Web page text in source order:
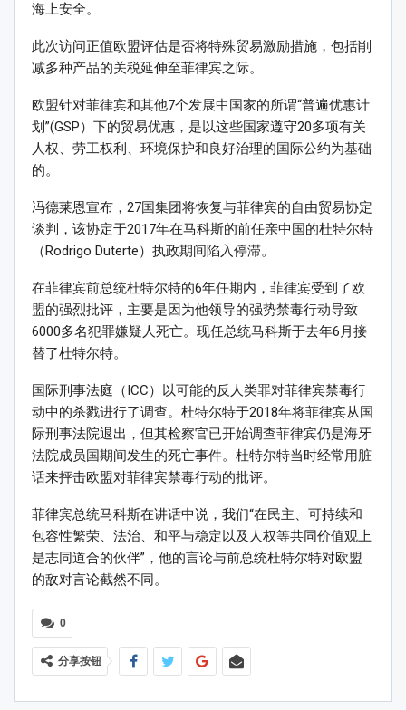
海上安全。
此次访问正值欧盟评估是否将特殊贸易激励措施，包括削
减多种产品的关税延伸至菲律宾之际。
欧盟针对菲律宾和其他7个发展中国家的所谓“普遍优惠计
划”(GSP）下的贸易优惠，是以这些国家遵守20多项有关
人权、劳工权利、环境保护和良好治理的国际公约为基础
的。
冯德莱恩宣布，27国集团将恢复与菲律宾的自由贸易协定
谈判，该协定于2017年在马科斯的前任亲中国的杜特尔特
（Rodrigo Duterte）执政期间陷入停滞。
在菲律宾前总统杜特尔特的6年任期内，菲律宾受到了欧
盟的强烈批评，主要是因为他领导的强势禁毒行动导致
6000多名犯罪嫌疑人死亡。现任总统马科斯于去年6月接
替了杜特尔特。
国际刑事法庭（ICC）以可能的反人类罪对菲律宾禁毒行
动中的杀戮进行了调查。杜特尔特于2018年将菲律宾从国
际刑事法院退出，但其检察官已开始调查菲律宾仍是海牙
法院成员国期间发生的死亡事件。杜特尔特当时经常用脏
话来抨击欧盟对菲律宾禁毒行动的批评。
菲律宾总统马科斯在讲话中说，我们“在民主、可持续和
包容性繁荣、法治、和平与稳定以及人权等共同价值观上
是志同道合的伙伴”，他的言论与前总统杜特尔特对欧盟
的敌对言论截然不同。
0
分享按钮